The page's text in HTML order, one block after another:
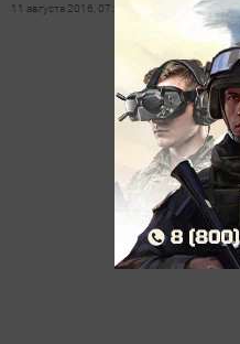
11 августа 2016, 07:24